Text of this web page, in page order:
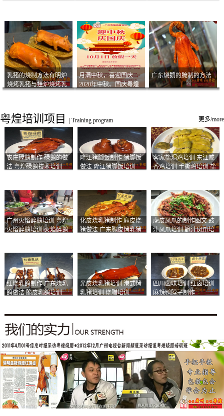
乳猪的烧制方法有明炉
烧烤乳猪与挂炉烧烤乳
月满中秋，喜迎国庆
2020年中秋、国庆粤煌
广东烧鹅的腌制的方法
粤煌培训项目 Training program 更多/more
农庄碌鹅制作 碌鹅的做
法 粤煌碌鹅技术培训
隆江猪脚饭制作 猪脚饭
做法 隆江猪脚饭培训
客家盐焗鸡培训 东江咸
香鸡培训 手撕鸡培训 盐
广州火焰醉鹅培训 粤煌
火焰醉鹅培训 火焰醉鹅
化皮烧乳猪制作 麻皮烧
猪做法 广东脆皮烤乳猪
虎皮凤爪的制作图文 豉
汁凤爪培训 鲍汁凤爪培
红烧乳鸽制作 广东烧乳
鸽做法 脆皮乳鸽培训
光皮烧乳猪培训 港式烤
乳猪培训 烧腊培训
四川卤味培训 红卤培训
麻辣鸭脖子制作